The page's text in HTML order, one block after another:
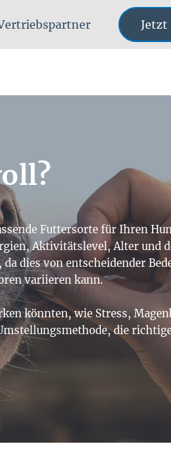
Jetzt
Futtersorte für Ihren
Aktivitätslevel, Alter und
dies von entscheidender
variieren kann.
könnten, wie Stress,
die